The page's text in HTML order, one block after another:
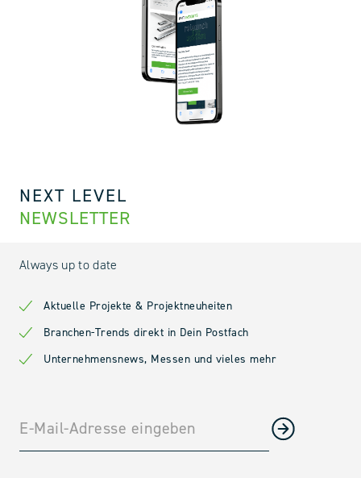
NEXT LEVEL
NEWSLETTER
Always up to date
Aktuelle Projekte & Projektneuheiten
Branchen-Trends direkt in Dein Postfach
Unternehmensnews, Messen und vieles mehr